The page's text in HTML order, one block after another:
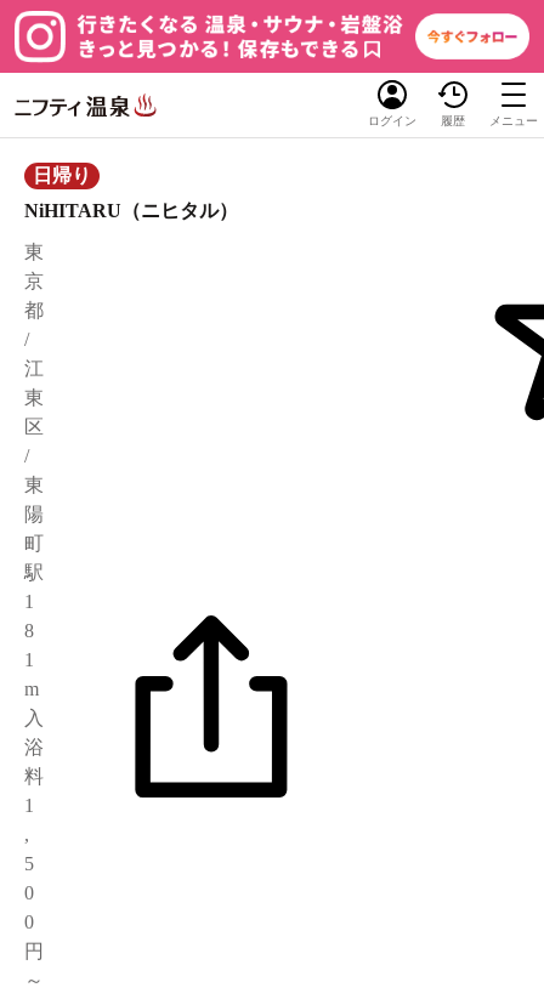
ログイン 履歴 メニュー
日帰り
NiHITARU（ニヒタル）
東
京
都
/
江
東
区
/
東
陽
町
駅
1
8
1
m
入
浴
料
1
,
5
0
0
円
～